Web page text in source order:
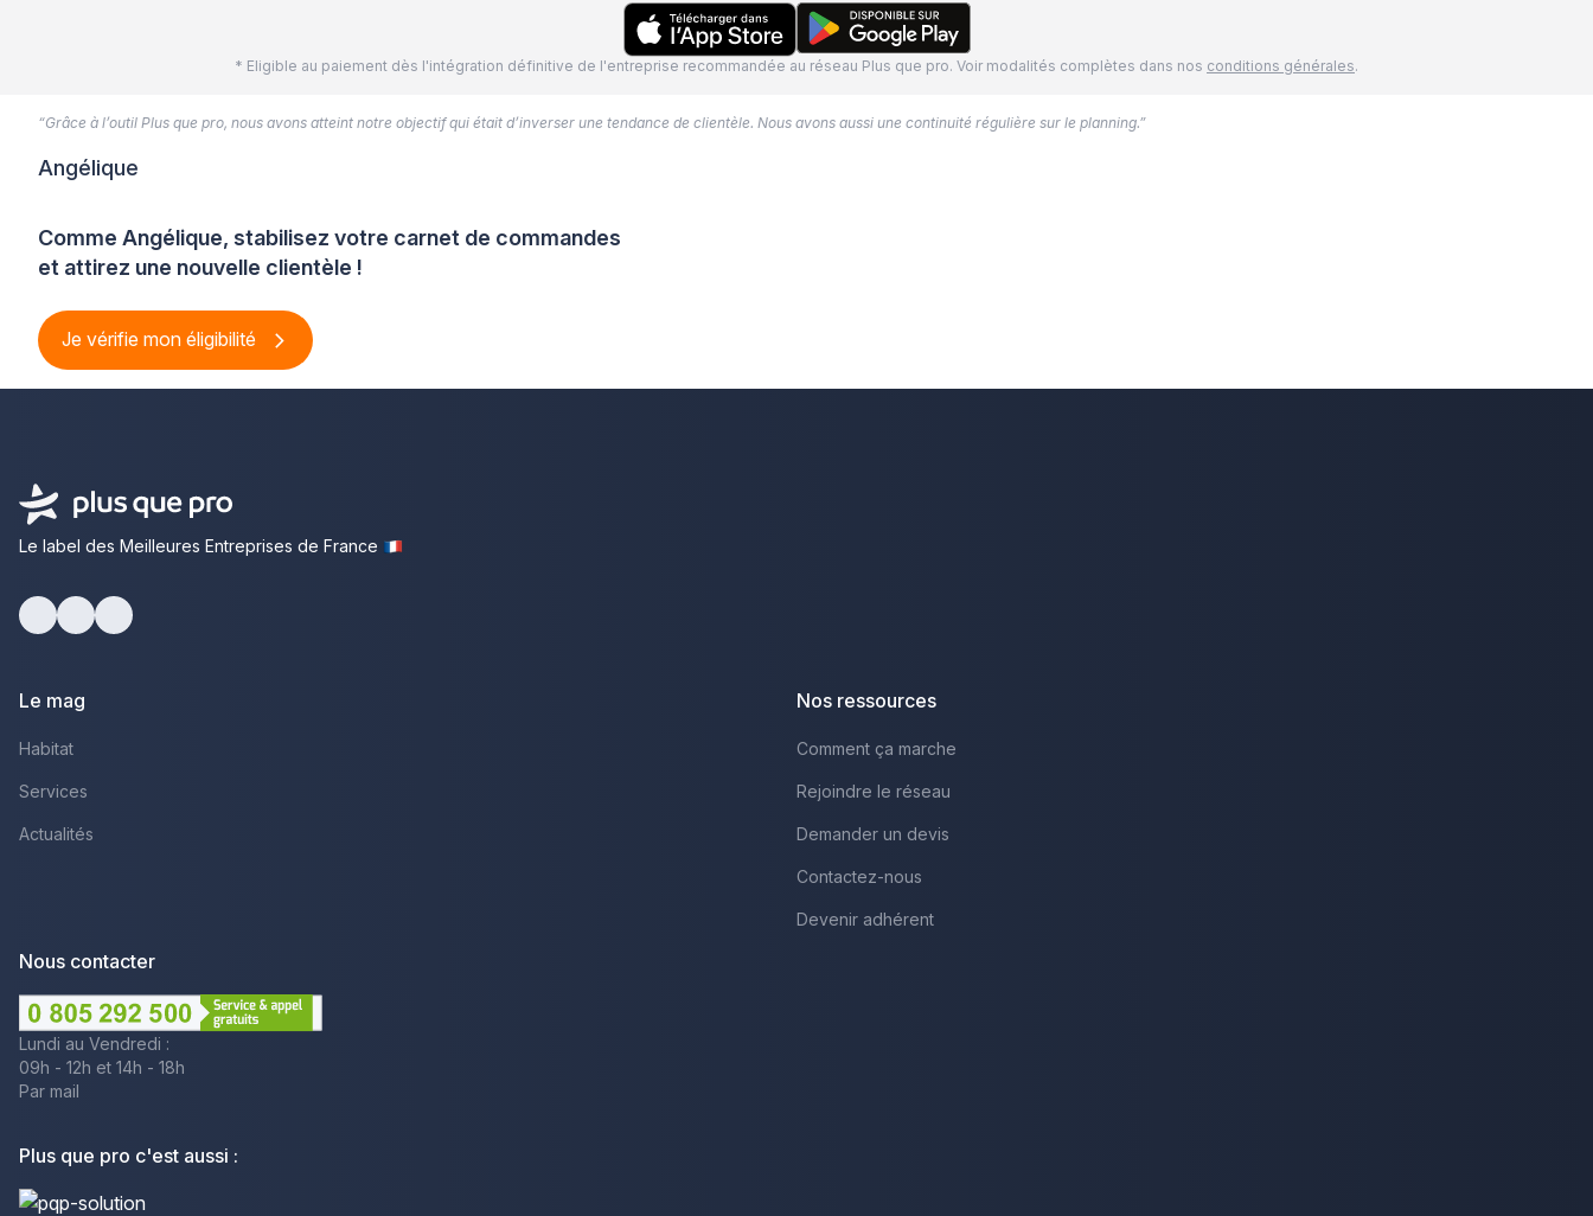
* Eligible au paiement dès l'intégration définitive de l'entreprise recommandée au réseau Plus que pro. Voir modalités complètes dans nos conditions générales.
Comme Angélique, stabilisez votre carnet de commandes
et attirez une nouvelle clientèle !
Je vérifie mon éligibilité
“Grâce à l’outil Plus que pro, nous avons atteint notre objectif qui était d’inverser une tendance de clientèle. Nous avons aussi une continuité régulière sur le planning.”
Angélique
Le label des Meilleures Entreprises de France
Le mag
Habitat
Services
Actualités
Nos ressources
Comment ça marche
Rejoindre le réseau
Demander un devis
Contactez-nous
Devenir adhérent
Nous contacter
Lundi au Vendredi :
09h - 12h et 14h - 18h
Par mail
Plus que pro c'est aussi :